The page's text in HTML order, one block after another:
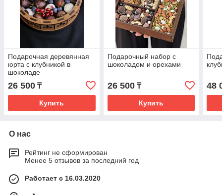
Подарочная деревянная
юрта с клубникой в
шоколаде
26 500 ₸
Купить
Подарочный набор с
шоколадом и орехами
26 500₸
Купить
48
О нас
Рейтинг не сформирован
Менее 5 отзывов за последний год
Работает с 16.03.2020